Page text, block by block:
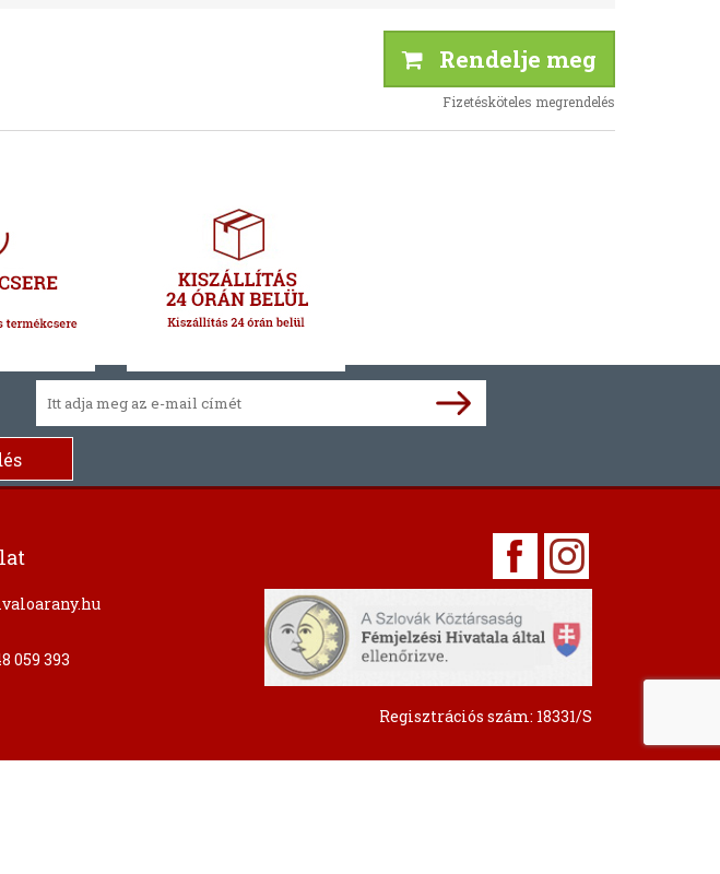
Rendelje meg
Fizetésköteles megrendelés
059 393
Regisztrációs szám: 18331/S